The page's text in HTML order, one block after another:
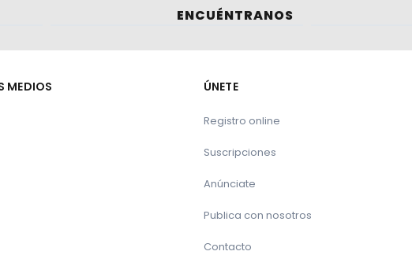
ENCUÉNTRANOS
MEDIOS ÚNETE
Registro online
Suscripciones
Anúnciate
Publica con nosotros
Contacto